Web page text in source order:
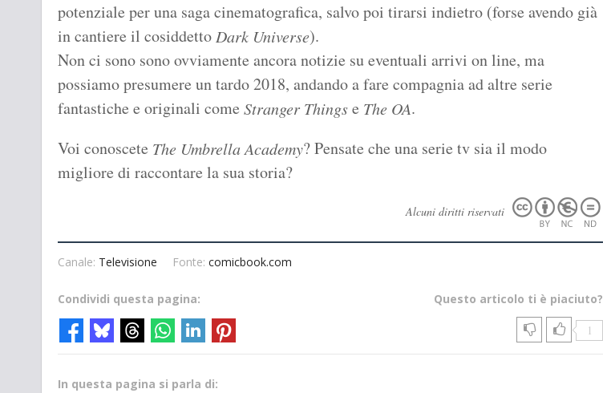
potenziale per una saga cinematografica, salvo poi tirarsi indietro (forse avendo già
in cantiere il cosiddettoDark Universe).
Non ci sono sono ovviamente ancora notizie su eventuali arrivi on line, ma
possiamo presumere un tardo 2018, andando a fare compagnia ad altre serie
fantastiche e originali come Stranger Thingse The OA.
Voi conoscete The Umbrella Academy? Pensate che una serie tv sia il modo
migliore di raccontare la sua storia?
Alcuni diritti riservati
Canale: Televisione Fonte: comicbook.com
Questo articolo ti è piaciuto?
1
Condividi questa pagina:
In questa pagina si parla di: